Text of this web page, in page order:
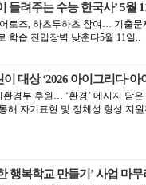
들려주는 수능 한국사’ 5월
로즈, 하츠투하츠 참여… 기출문
학습 진입장벽 낮춘다5월 11일..
대상 ‘2026 아이그리다·아
환경부 후원… ‘환경’ 메시지 담
해 자기표현 및 정체성 형성 지
행복학교 만들기’ 사업 마무